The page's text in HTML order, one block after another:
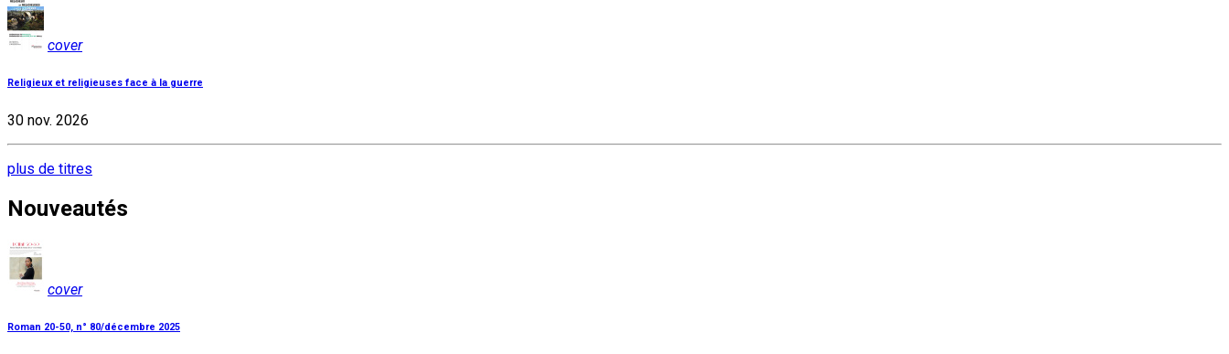
cover
Religieux et religieuses face à la guerre
30 nov. 2026
plus de titres
Nouveautés
cover
Roman 20-50, n° 80/décembre 2025